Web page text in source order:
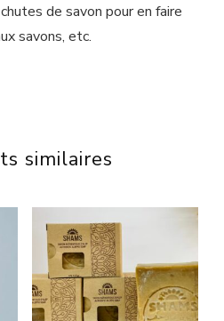
de savon pour en faire
savons, etc.
similaires